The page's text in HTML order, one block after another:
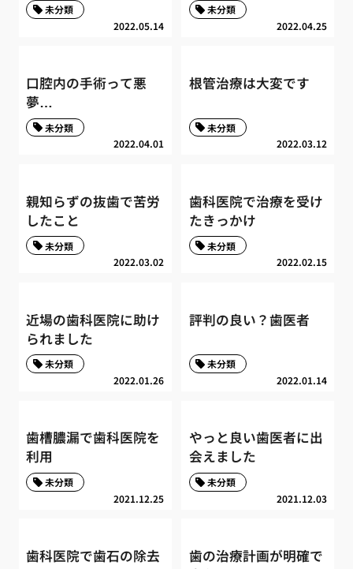
2022.05.14
未分類
2022.04.25
未分類
口腔内の手術って悪
夢…
2022.04.01
未分類
根管治療は大変です
2022.03.12
未分類
親知らずの抜歯で苦労
したこと
2022.03.02
未分類
歯科医院で治療を受け
たきっかけ
2022.02.15
未分類
近場の歯科医院に助け
られました
2022.01.26
未分類
評判の良い？歯医者
2022.01.14
未分類
歯槽膿漏で歯科医院を
利用
2021.12.25
未分類
やっと良い歯医者に出
会えました
2021.12.03
未分類
歯科医院で歯石の除去
歯の治療計画が明確で